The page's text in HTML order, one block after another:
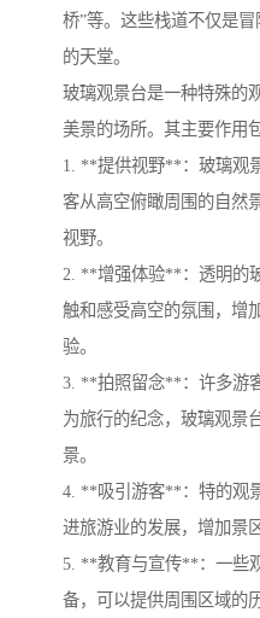
桥”等。这些栈道不仅是
的天堂。
玻璃观景台是一种特殊的
美景的场所。其主要作用
1. **提供视野**：玻璃观
客从高空俯瞰周围的自然
视野。
2. **增强体验**：透明的
触和感受高空的氛围，增
验。
3. **拍照留念**：许多游
为旅行的纪念，玻璃观景
景。
4. **吸引游客**：特的观
进旅游业的发展，增加景
5. **教育与宣传**：一些
备，可以提供周围区域的